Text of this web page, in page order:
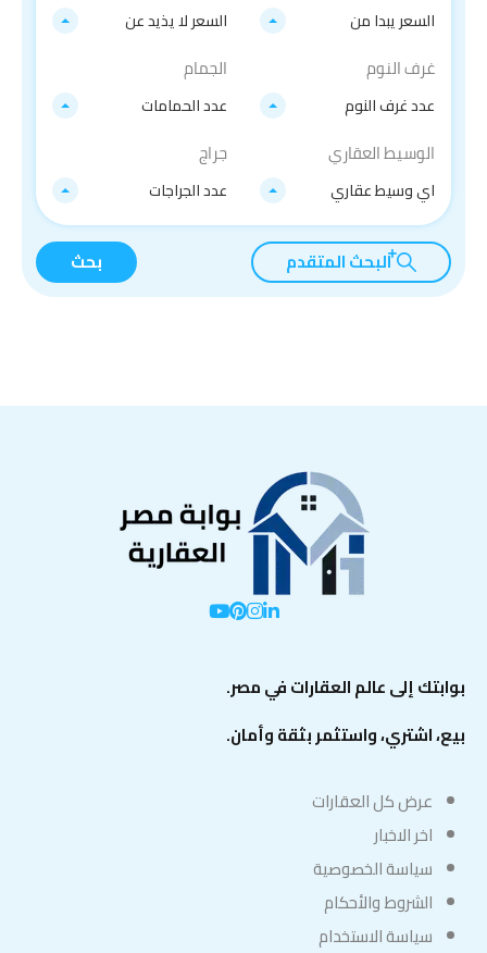
السعر يبدا من السعر لا يذيد عن
غرف النوم
عدد غرف النوم
الجمام
عدد الحمامات
الوسيط العقاري
اي وسيط عقاري
جراج
عدد الجراجات
البحث المتقدم بحث
بوابتك إلى عالم العقارات في مصر.
بيع، اشتري، واستثمر بثقة وأمان.
عرض كل العقارات
اخر الاخبار
سياسة الخصوصية
الشروط والأحكام
سياسة الاستخدام